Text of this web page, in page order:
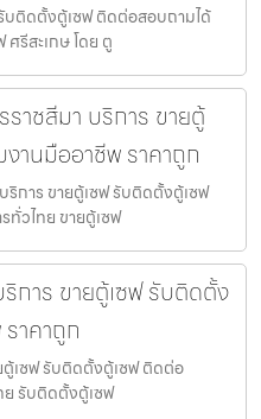
บติดตั้งตู้เซฟ ติดต่อสอบถามได้
รีสะเกษ โดย ตู
าชสีมา บริการ ขายตู้
านมืออาชีพ ราคาถูก
ริการ ขายตู้เซฟ รับติดตั้งตู้เซฟ
วไทย ขายตู้เซฟ
าร ขายตู้เซฟ รับติดตั้ง
าคาถูก
เซฟ รับติดตั้งตู้เซฟ ติดต่อ
ย รับติดตั้งตู้เซฟ